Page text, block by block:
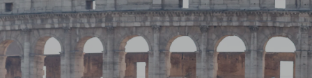
CONCEPT STORE